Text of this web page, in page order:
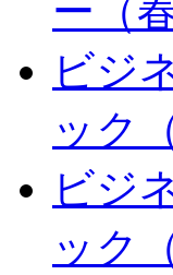
ー（
ビジ
ック
ビジ
ック